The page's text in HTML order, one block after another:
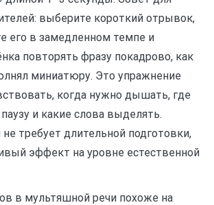
выберите короткий отрывок,
его в замедленном темпе и
повторять фразу покадрово, как
миниатюру. Это упражнение
когда нужно дышать, где
и какие слова выделять.
требует длительной подготовки,
эффект на уровне естественной
в мультяшной речи похоже на